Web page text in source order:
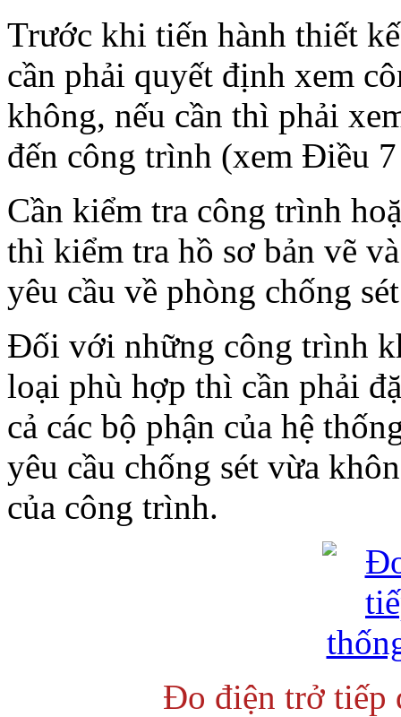
Trước khi tiến hành thiết
cần phải quyết định xem
không, nếu cần thì phải
đến công trình (xem Điều
Cần kiểm tra công trình
thì kiểm tra hồ sơ bản vẽ
yêu cầu về phòng chống
Đối với những công trình
loại phù hợp thì cần phải
cả các bộ phận của hệ
yêu cầu chống sét vừa
của công trình.
Đo điện trở tiếp